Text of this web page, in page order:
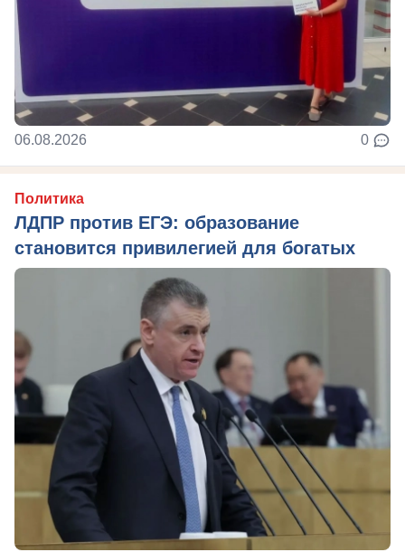
06.08.2026 0
Политика
ЛДПР против ЕГЭ: образование
становится привилегией для богатых